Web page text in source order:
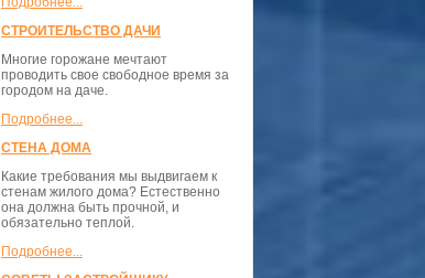
СТРОИТЕЛЬСТВО ДАЧИ
Многие горожане мечтают
проводить свое свободное время за
городом на даче.
Подробнее...
СТЕНА ДОМА
Какие требования мы выдвигаем к
стенам жилого дома? Естественно
она должна быть прочной, и
обязательно теплой.
Подробнее...